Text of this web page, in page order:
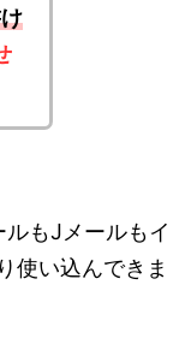
もJメールもイ
使い込んできま